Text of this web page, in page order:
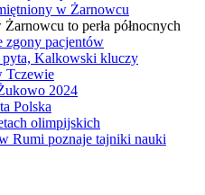
w Żarnowcu
to perła północnych
zgony pacjentów
pyta, Kalkowski kluczy
Tczewie
2024
Polska
olimpijskich
Rumi poznaje tajniki nauki